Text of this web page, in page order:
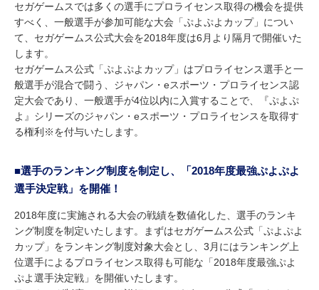
セガゲームスでは多くの選手にプロライセンス取得の機会を提供
すべく、一般選手が参加可能な大会「ぷよぷよカップ」につい
て、セガゲームス公式大会を2018年度は6月より隔月で開催いた
します。
セガゲームス公式「ぷよぷよカップ」はプロライセンス選手と一
般選手が混合で闘う、ジャパン・eスポーツ・プロライセンス認
定大会であり、一般選手が4位以内に入賞することで、『ぷよぷ
よ』シリーズのジャパン・eスポーツ・プロライセンスを取得す
る権利※を付与いたします。
■選手のランキング制度を制定し、「2018年度最強ぷよぷよ
選手決定戦」を開催！
2018年度に実施される大会の戦績を数値化した、選手のランキ
ング制度を制定いたします。まずはセガゲームス公式「ぷよぷよ
カップ」をランキング制度対象大会とし、3月にはランキング上
位選手によるプロライセンス取得も可能な「2018年度最強ぷよ
ぷよ選手決定戦」を開催いたします。